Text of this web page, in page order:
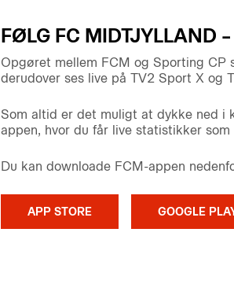
FØLG FC MIDTJYLLAND
Opgøret mellem FCM og Sporting CP
derudover ses live på TV2 Sport X og
Som altid er det muligt at dykke ned i
appen, hvor du får live statistikker
Du kan downloade FCM-appen
APP STORE GOOGLE